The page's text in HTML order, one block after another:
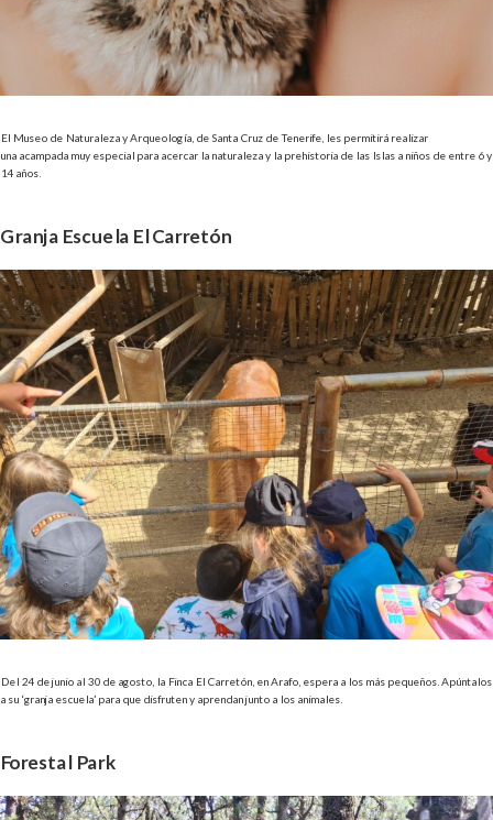
El Museo de Naturaleza y Arqueología, de Santa Cruz de Tenerife, les permitirá realizar
una acampada muy especial para acercar la naturaleza y la prehistoria de las Islas a niños de entre 6 y
14 años.
Granja Escuela El Carretón
Del 24 de junio al 30 de agosto, la Finca El Carretón, en Arafo, espera a los más pequeños. Apúntalos
a su ‘granja escuela’ para que disfruten y aprendan junto a los animales.
Forestal Park